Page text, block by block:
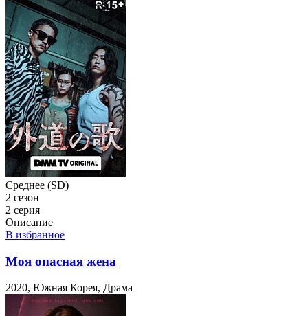
Среднее (SD)
2 сезон
2 серия
Описание
В избранное
Моя опасная жена
2020, Южная Корея, Драма